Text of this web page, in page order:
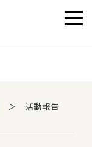
＞ 活動報告